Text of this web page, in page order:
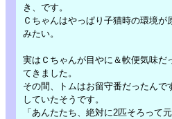
き、です。
Ｃちゃんはやっぱり子猫時の環境
みたい。
実はＣちゃんが目やに＆軟便気味だ
てきました。
その間、トムはお留守番だったんで
していたそうです。
「あんたたち、絶対に2匹そろって